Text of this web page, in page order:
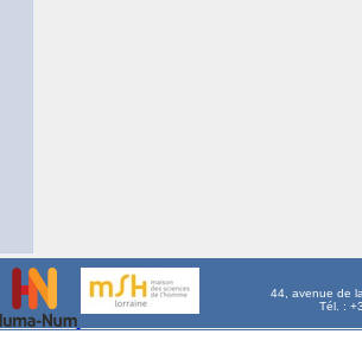
44, avenue de
Tél. :